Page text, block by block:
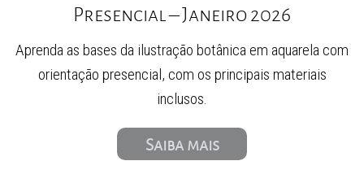
Presencial – Janeiro 2026
Aprenda as bases da ilustração botânica em aquarela com
orientação presencial, com os principais materiais
inclusos.
Saiba mais